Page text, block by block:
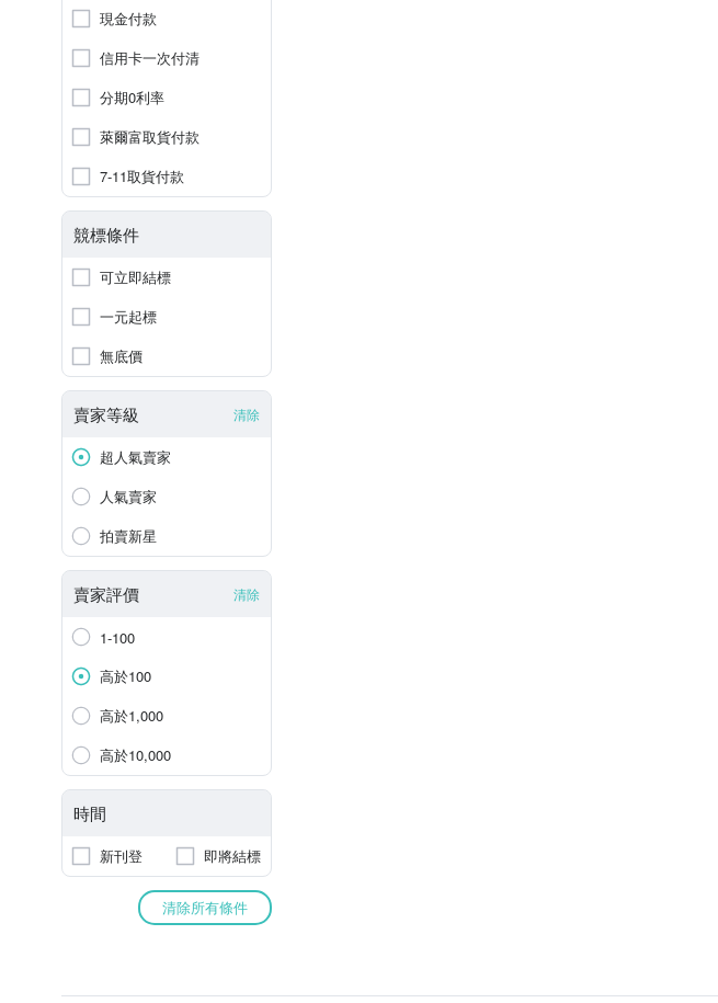
現金付款
信用卡一次付清
分期0利率
萊爾富取貨付款
7-11取貨付款
競標條件
可立即結標
一元起標
無底價
賣家等級 清除
超人氣賣家
人氣賣家
拍賣新星
賣家評價 清除
1-100
高於100
高於1,000
高於10,000
時間
新刊登 即將結標
清除所有條件